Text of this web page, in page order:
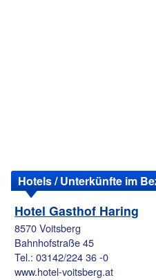
Hotels / Unterkünfte im
Hotel Gasthof Haring
8570 Voitsberg
Bahnhofstraße 45
Tel.: 03142/224 36 -0
www.hotel-voitsberg.at